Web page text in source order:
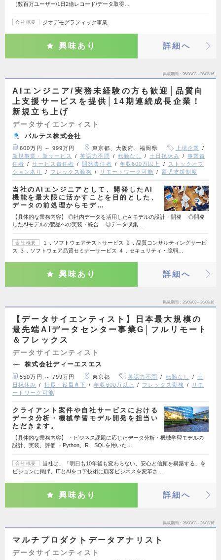
（数百万ユーザー/1日2億レコード/データ取得…
会社概要 ジオデモグラフィック事業
興味あり 詳細へ
掲載期間 26/08/03～26/08/16
AIエンジニア/実務未経験の方も歓迎│品質向
上支援サービスを提供│14期連続成長企業！
新規立ち上げ
データサイエンティスト
バルテス株式会社
600万円 ～ 999万円 東京都、大阪府、福岡県
上場企業
新規事業・新サービス
英語力不問 転勤なし 土日祝休み
事業責
任者
サービス責任者 開発責任者 年収600万以上
ストックオプ
ションあり
フレックス勤務 リモートワーク可能 育児支援制度
当社のAIエンジニアとして、開発したAI
機能を最大限に活かすことを目的とした、
データの前処理からモデ…
【具体的な業務内容】 ◎社内データを活用したAIモデルの設計・開発 ◎開発
したAIモデルの製品への実装・統合 ◎データ収集…
会社概要
１．ソフトウェアテストサービス ２．品質コンサルティングサービ
ス ３．ソフトウェア品質セミナーサービス ４．セキュリティ・脆弱…
興味あり 詳細へ
掲載期間 26/08/03～26/08/16
【データサイエンティスト】日本最大規模の
最先端AIデータセンター事業G│フルリモート
＆フレックス
データサイエンティスト
株式会社ディーエスエス
550万円 ～ 799万円 東京都 英語力不問 転勤なし
土
日祝休み
社長・役員直下 年収600万以上 フレックス勤務
リモ
ートワーク可能
クライアント案件や自社サービスにおける
データ分析・機械学習モデル開発を担当い
ただきます。
【具体的な業務内容】 ・ビジネス課題に応じたデータ分析・機械学習モデルの
設計、実装、評価 ・Python、R、SQLを用いた…
会社概要
当社は、「明日も10年後も変わらない、安心と信頼を構築する」を
ビジョンに掲げ、ITとAIをコア技術に顧客ビジネスを変革さ…
興味あり 詳細へ
掲載期間 26/08/03～26/08/16
マルチプロダクトデータアナリスト
データサイエンティスト